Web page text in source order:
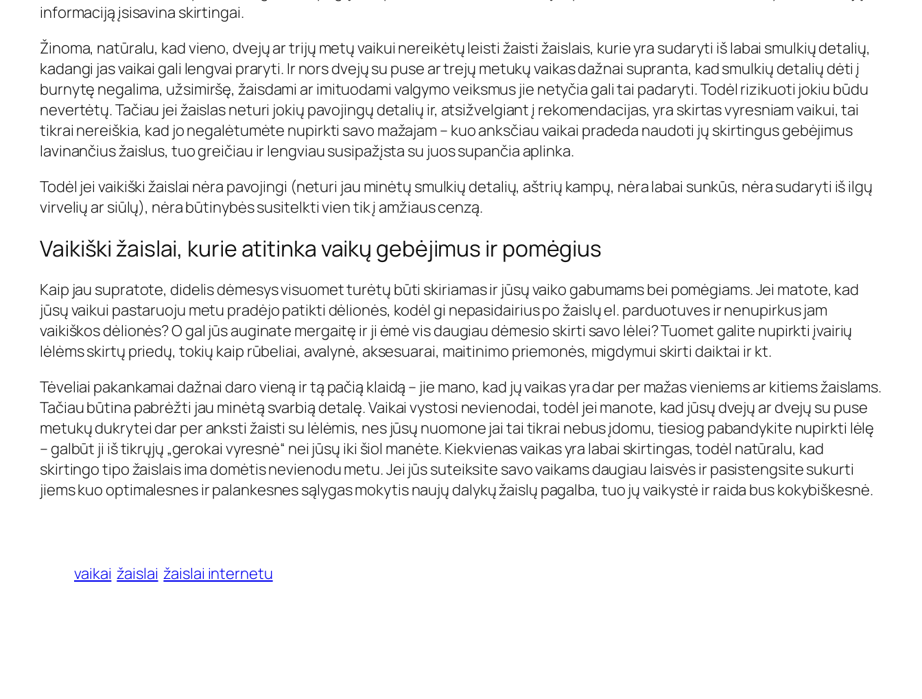
informaciją įsisavina skirtingai.
Žinoma, natūralu, kad vieno, dvejų ar trijų metų vaikui nereikėtų leisti žaisti žaislais, kurie yra sudaryti iš labai smulkių detalių,
kadangi jas vaikai gali lengvai praryti. Ir nors dvejų su puse ar trejų metukų vaikas dažnai supranta, kad smulkių detalių dėti į
burnytę negalima, užsimiršę, žaisdami ar imituodami valgymo veiksmus jie netyčia gali tai padaryti. Todėl rizikuoti jokiu būdu
nevertėtų. Tačiau jei žaislas neturi jokių pavojingų detalių ir, atsižvelgiant į rekomendacijas, yra skirtas vyresniam vaikui, tai
tikrai nereiškia, kad jo negalėtumėte nupirkti savo mažajam – kuo anksčiau vaikai pradeda naudoti jų skirtingus gebėjimus
lavinančius žaislus, tuo greičiau ir lengviau susipažįsta su juos supančia aplinka.
Todėl jei vaikiški žaislai nėra pavojingi (neturi jau minėtų smulkių detalių, aštrių kampų, nėra labai sunkūs, nėra sudaryti iš ilgų
virvelių ar siūlų), nėra būtinybės susitelkti vien tik į amžiaus cenzą.
Vaikiški žaislai, kurie atitinka vaikų gebėjimus ir pomėgius
Kaip jau supratote, didelis dėmesys visuomet turėtų būti skiriamas ir jūsų vaiko gabumams bei pomėgiams. Jei matote, kad
jūsų vaikui pastaruoju metu pradėjo patikti dėlionės, kodėl gi nepasidairius po žaislų el. parduotuves ir nenupirkus jam
vaikiškos dėlionės? O gal jūs auginate mergaitę ir ji ėmė vis daugiau dėmesio skirti savo lėlei? Tuomet galite nupirkti įvairių
lėlėms skirtų priedų, tokių kaip rūbeliai, avalynė, aksesuarai, maitinimo priemonės, migdymui skirti daiktai ir kt.
Tėveliai pakankamai dažnai daro vieną ir tą pačią klaidą – jie mano, kad jų vaikas yra dar per mažas vieniems ar kitiems žaislams.
Tačiau būtina pabrėžti jau minėtą svarbią detalę. Vaikai vystosi nevienodai, todėl jei manote, kad jūsų dvejų ar dvejų su puse
metukų dukrytei dar per anksti žaisti su lėlėmis, nes jūsų nuomone jai tai tikrai nebus įdomu, tiesiog pabandykite nupirkti lėlę
– galbūt ji iš tikrųjų „gerokai vyresnė“ nei jūsų iki šiol manėte. Kiekvienas vaikas yra labai skirtingas, todėl natūralu, kad
skirtingo tipo žaislais ima domėtis nevienodu metu. Jei jūs suteiksite savo vaikams daugiau laisvės ir pasistengsite sukurti
jiems kuo optimalesnes ir palankesnes sąlygas mokytis naujų dalykų žaislų pagalba, tuo jų vaikystė ir raida bus kokybiškesnė.
vaikai žaislai žaislai internetu